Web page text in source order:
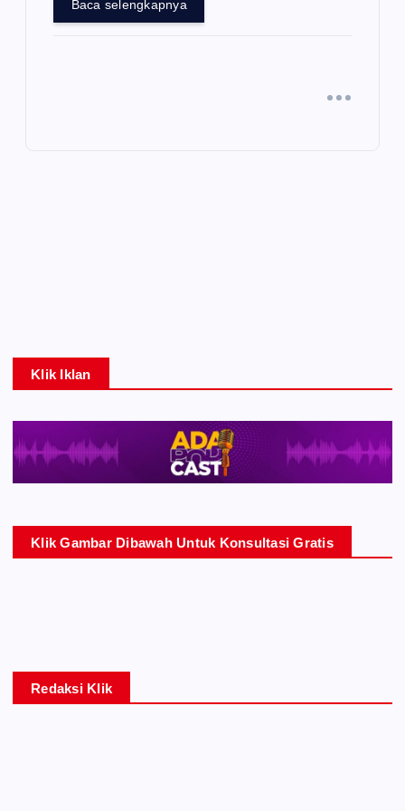
Baca selengkapnya
Klik Iklan
Klik Gambar Dibawah Untuk Konsultasi Gratis
Redaksi Klik